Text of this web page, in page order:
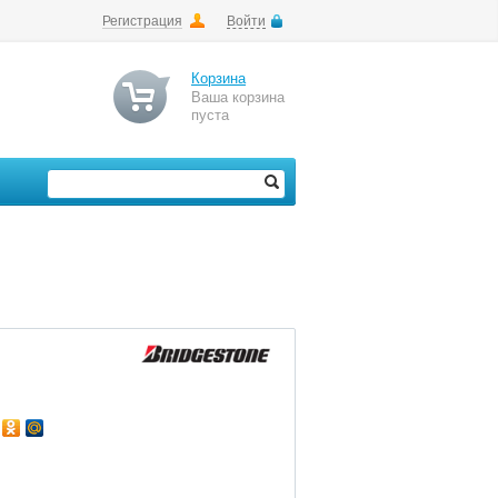
Регистрация Войти
Корзина
Ваша корзина
пуста